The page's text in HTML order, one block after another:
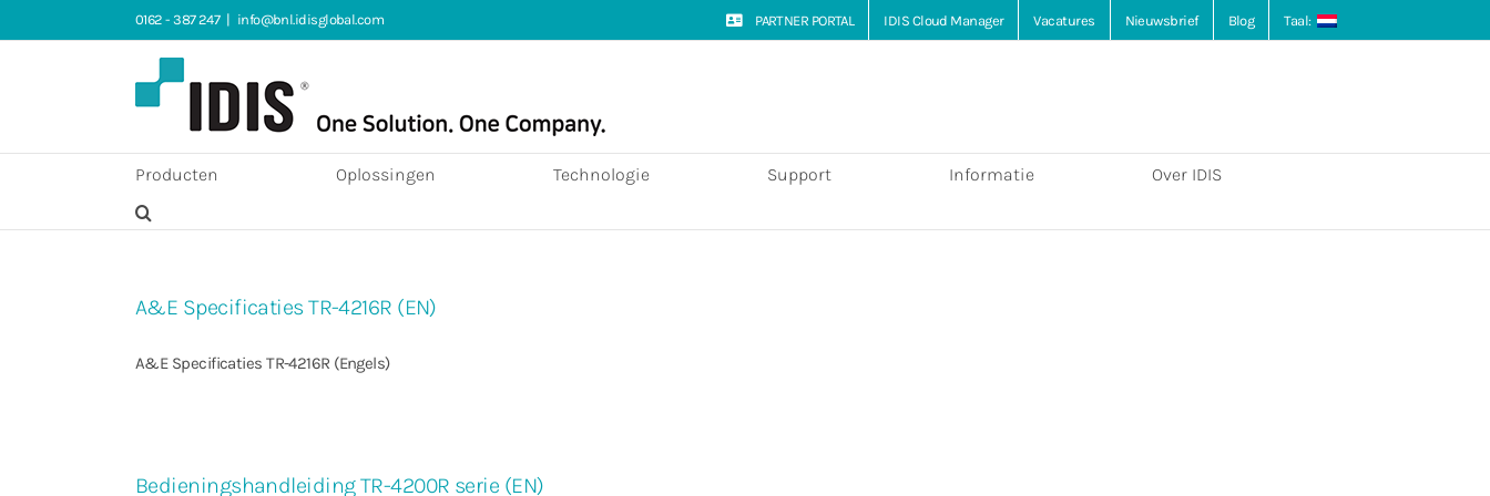
naar
0162 - 387 247 | info@bnl.idisglobal.com PARTNER PORTAL IDIS Cloud Manager Vacatures Nieuwsbrief Blog Taal:
Producten Oplossingen Technologie Support Informatie Over IDIS
A&E Specificaties TR-4216R (EN)
A&E Specificaties TR-4216R (Engels)
Bedieningshandleiding TR-4200R serie (EN)